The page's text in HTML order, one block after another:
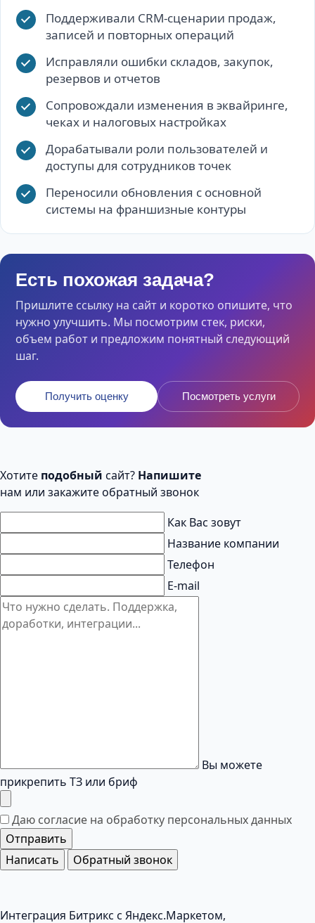
Поддерживали CRM-сценарии продаж,
записей и повторных операций
Исправляли ошибки складов, закупок,
резервов и отчетов
Сопровождали изменения в эквайринге,
чеках и налоговых настройках
Дорабатывали роли пользователей и
доступы для сотрудников точек
Переносили обновления с основной
системы на франшизные контуры
Есть похожая задача?
Пришлите ссылку на сайт и коротко опишите, что
нужно улучшить. Мы посмотрим стек, риски,
объем работ и предложим понятный следующий
шаг.
Получить оценку Посмотреть услуги
Хотите подобный сайт? Напишите
нам или закажите обратный звонок
Как Вас зовут
Название компании
Телефон
E-mail
Вы можете
прикрепить ТЗ или бриф
Даю согласие на обработку персональных данных
Отправить
Написать
Обратный звонок
Интеграция Битрикс с Яндекс.Маркетом,